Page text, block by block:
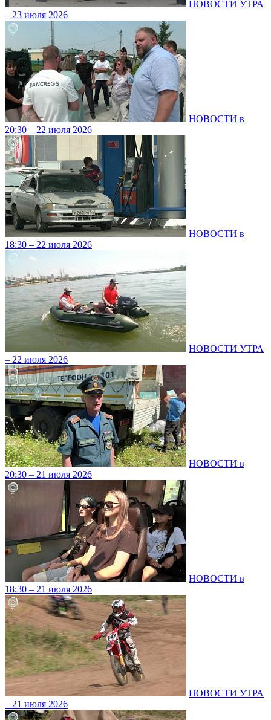
НОВОСТИ УТРА
– 23 июля 2026
НОВОСТИ в
20:30 – 22 июля 2026
НОВОСТИ в
18:30 – 22 июля 2026
НОВОСТИ УТРА
– 22 июля 2026
НОВОСТИ в
20:30 – 21 июля 2026
НОВОСТИ в
18:30 – 21 июля 2026
НОВОСТИ УТРА
– 21 июля 2026